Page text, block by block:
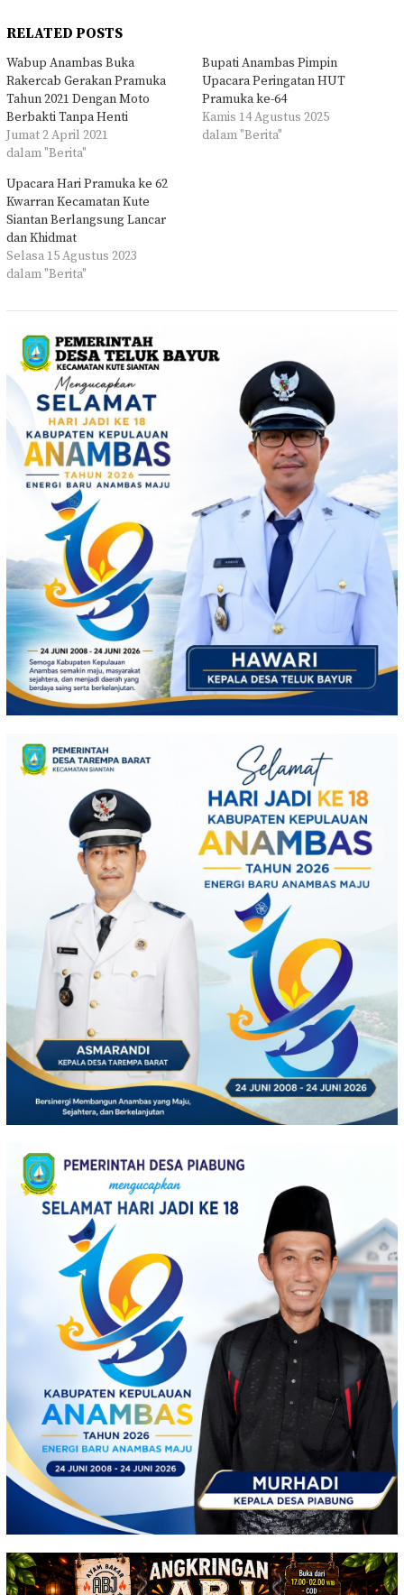
RELATED POSTS
Wabup Anambas Buka
Rakercab Gerakan Pramuka
Tahun 2021 Dengan Moto
Berbakti Tanpa Henti
Jumat 2 April 2021
dalam "Berita"
Bupati Anambas Pimpin
Upacara Peringatan HUT
Pramuka ke-64
Kamis 14 Agustus 2025
dalam "Berita"
Upacara Hari Pramuka ke 62
Kwarran Kecamatan Kute
Siantan Berlangsung Lancar
dan Khidmat
Selasa 15 Agustus 2023
dalam "Berita"